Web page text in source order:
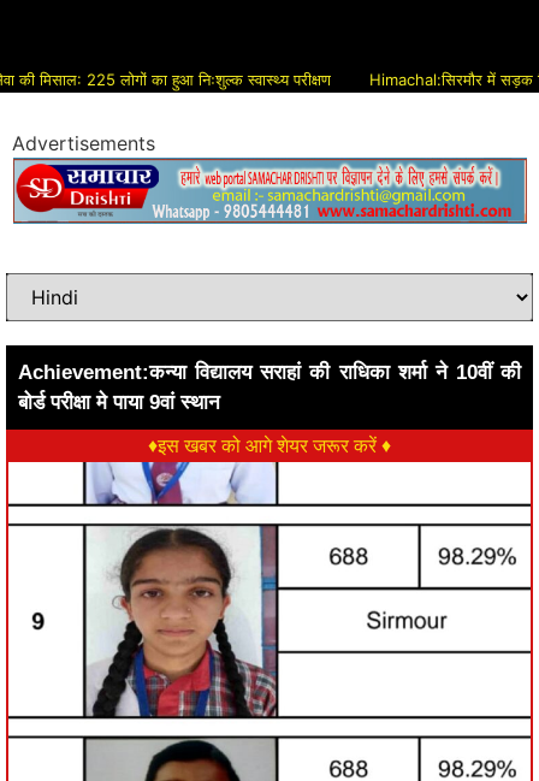
225 लोगों का हुआ निःशुल्क स्वास्थ्य परीक्षण Himachal:सिरमौर में सड़क विकास
Advertisements
Achievement:कन्या विद्यालय सराहां की राधिका शर्मा ने 10वीं की
बोर्ड परीक्षा मे पाया 9वां स्थान
♦इस खबर को आगे शेयर जरूर करें ♦